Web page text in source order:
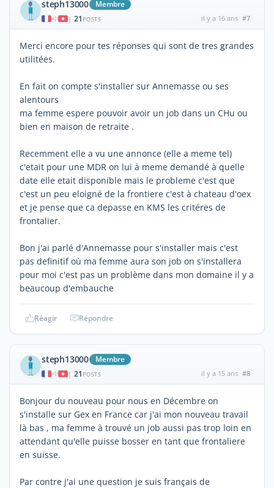
steph13000 Membre
| 21 POSTS il y a 16 ans #7
Merci encore pour tes réponses qui sont de tres grandes
utilitées.
En fait on compte s'installer sur Annemasse ou ses
alentours
ma femme espere pouvoir avoir un job dans un CHu ou
bien en maison de retraite .
Recemment elle a vu une annonce (elle a meme tel)
c'etait pour une MDR on lui à meme demandé à quelle
date elle etait disponible mais le probleme c'est que
c'est un peu eloigné de la frontiere c'est à chateau d'oex
et je pense que ca depasse en KMS les critéres de
frontalier.
Bon j'ai parlé d'Annemasse pour s'installer mais c'est
pas definitif où ma femme aura son job on s'installera
pour moi c'est pas un problème dans mon domaine il y a
beaucoup d'embauche
Réagir Répondre
steph13000 Membre
| 21 POSTS il y a 15 ans #8
Bonjour du nouveau pour nous en Décembre on
s'installe sur Gex en France car j'ai mon nouveau travail
là bas , ma femme à trouvé un job aussi pas trop loin en
attendant qu'elle puisse bosser en tant que frontaliere
en suisse.
Par contre j'ai une question je suis français de